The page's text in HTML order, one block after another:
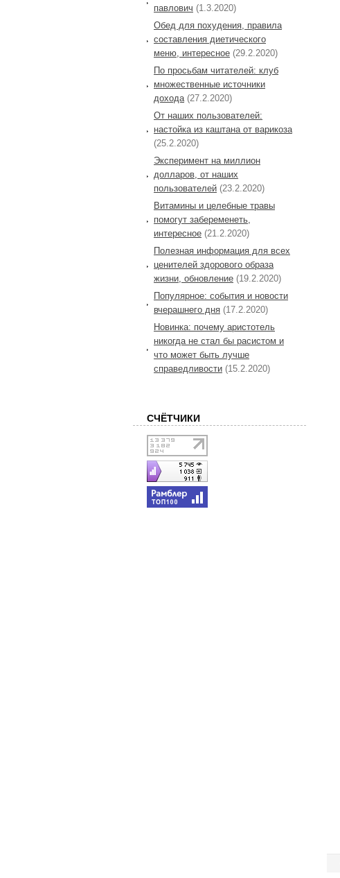
павлович (1.3.2020)
Обед для похудения, правила
составления диетического
меню, интересное (29.2.2020)
По просьбам читателей: клуб
множественные источники
дохода (27.2.2020)
От наших пользователей:
настойка из каштана от варикоза
(25.2.2020)
Эксперимент на миллион
долларов, от наших
пользователей (23.2.2020)
Витамины и целебные травы
помогут забеременеть,
интересное (21.2.2020)
Полезная информация для всех
ценителей здорового образа
жизни, обновление (19.2.2020)
Популярное: события и новости
вчерашнего дня (17.2.2020)
Новинка: почему аристотель
никогда не стал бы расистом и
что может быть лучше
справедливости (15.2.2020)
СЧЁТЧИКИ